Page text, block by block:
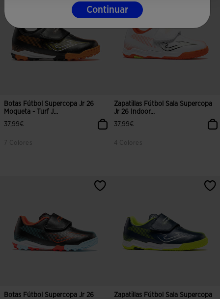
Botas Fútbol Supercopa Jr 26
Moqueta - Turf J...
37,99€
7 Colores
Zapatillas Fútbol Sala Supercopa
Jr 26 Indoor...
37,99€
4 Colores
Botas Fútbol Supercopa Jr 26
Zapatillas Fútbol Sala Supercopa
Continuar